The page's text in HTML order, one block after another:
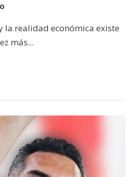
la realidad económica existe
más...